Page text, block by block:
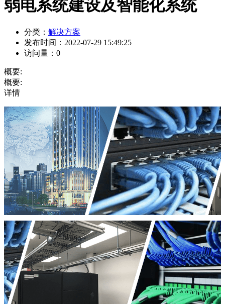
弱电系统建设及智能化系统
分类： 解决方案
发布时间： 2022-07-29 15:49:25
访问量： 0
概要:
概要:
详情